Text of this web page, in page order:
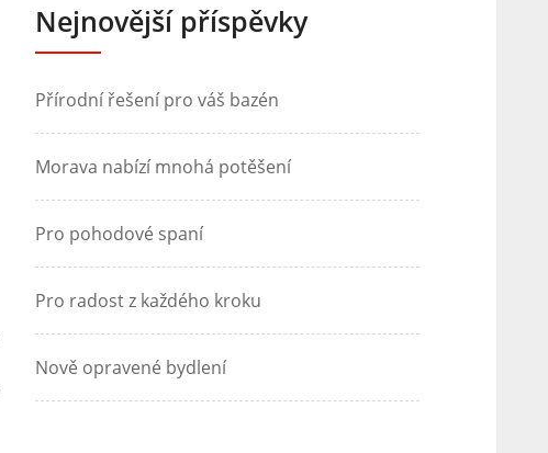
Nejnovější příspěvky
Přírodní řešení pro váš bazén
Morava nabízí mnohá potěšení
Pro pohodové spaní
Pro radost z každého kroku
Nově opravené bydlení